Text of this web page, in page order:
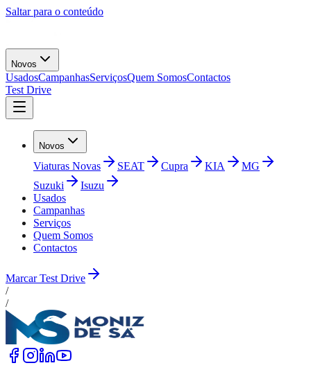
Saltar para o conteúdo
Novos
UsadosCampanhasServiçosQuem SomosContactos
Test Drive
Novos
Viaturas Novas SEAT Cupra KIA
MG
Suzuki
Isuzu
Usados
Campanhas
Serviços
Quem Somos
Contactos
Marcar Test Drive
/
/